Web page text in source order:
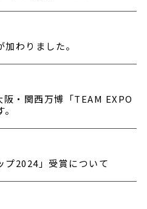
わりました。
・関西万博「TEAM EXPO
プ2024」受賞について